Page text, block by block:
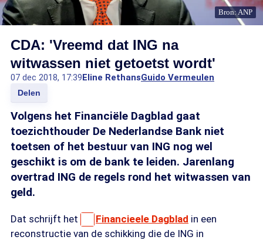
Bron: ANP
CDA: 'Vreemd dat ING na
witwassen niet getoetst wordt'
07 dec 2018, 17:39Eline RethansGuido Vermeulen
Delen
Volgens het Financiële Dagblad gaat
toezichthouder De Nederlandse Bank niet
toetsen of het bestuur van ING nog wel
geschikt is om de bank te leiden. Jarenlang
overtrad ING de regels rond het witwassen van
geld.
Dat schrijft het Financieele Dagblad in een
reconstructie van de schikking die de ING in